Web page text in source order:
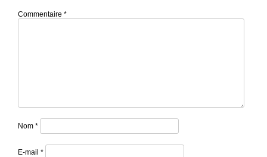
Commentaire *
Nom *
E-mail *